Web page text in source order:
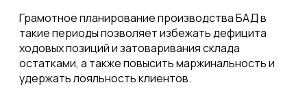
Грамотное планирование производства БАД в
такие периоды позволяет избежать дефицита
ходовых позиций и затоваривания склада
остатками, а также повысить маржинальность и
удержать лояльность клиентов.